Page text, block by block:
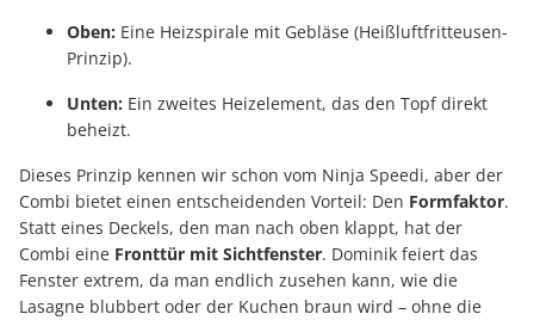
Oben: Eine Heizspirale mit Gebläse (Heißluftfritteusen-
Prinzip).
Unten: Ein zweites Heizelement, das den Topf direkt
beheizt.
Dieses Prinzip kennen wir schon vom Ninja Speedi, aber der
Combi bietet einen entscheidenden Vorteil: Den Formfaktor.
Statt eines Deckels, den man nach oben klappt, hat der
Combi eine Fronttür mit Sichtfenster. Dominik feiert das
Fenster extrem, da man endlich zusehen kann, wie die
Lasagne blubbert oder der Kuchen braun wird – ohne die